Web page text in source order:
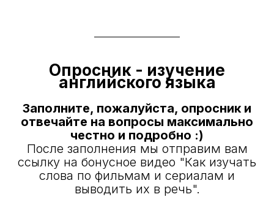
Опросник - изучение
английского языка
Заполните, пожалуйста, опросник и
отвечайте на вопросы максимально
честно и подробно :)
После заполнения мы отправим вам
ссылку на бонусное видео "Как изучать
слова по фильмам и сериалам и
выводить их в речь".